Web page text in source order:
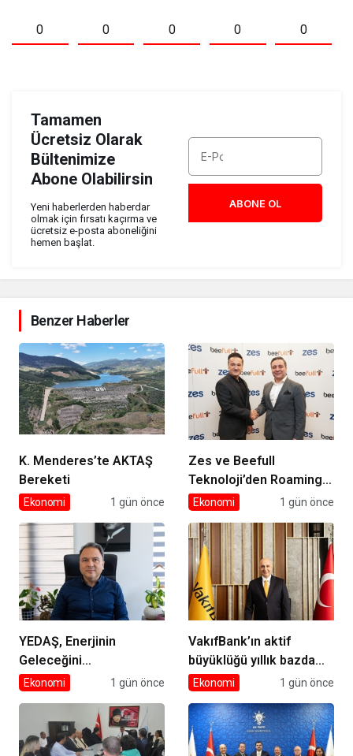
0 0 0 0 0
Tamamen
Ücretsiz Olarak
Bültenimize
Abone Olabilirsin
Yeni haberlerden haberdar
olmak için fırsatı kaçırma ve
ücretsiz e-posta aboneliğini
hemen başlat.
ABONE OL
Benzer Haberler
K. Menderes’te AKTAŞ
Bereketi
Ekonomi 1 gün önce
Zes ve Beefull
Teknoloji’den Roaming
İş Birliği
Ekonomi 1 gün önce
YEDAŞ, Enerjinin
Geleceğini
Şekillendirecek Genç
Ekonomi 1 gün önce
VakıfBank’ın aktif
büyüklüğü yıllık bazda
yüzde 28 artışla 5,8
Ekonomi 1 gün önce